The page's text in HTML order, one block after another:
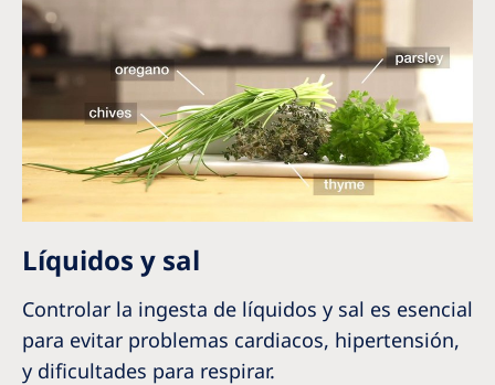
Líquidos y sal
Controlar la ingesta de líquidos y sal es esencial
para evitar problemas cardiacos, hipertensión,
y dificultades para respirar.